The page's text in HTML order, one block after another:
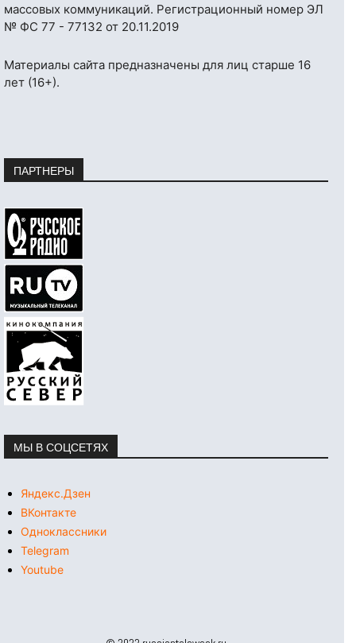
массовых коммуникаций. Регистрационный номер ЭЛ
№ ФС 77 - 77132 от 20.11.2019
Материалы сайта предназначены для лиц старше 16
лет (16+).
ПАРТНЕРЫ
МЫ В СОЦСЕТЯХ
Яндекс.Дзен
ВКонтакте
Одноклассники
Telegram
Youtube